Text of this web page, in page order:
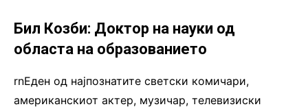
Бил Козби: Доктор на науки од
областа на образованието
rnЕден од најпознатите светски комичари,
американскиот актер, музичар, телевизиски